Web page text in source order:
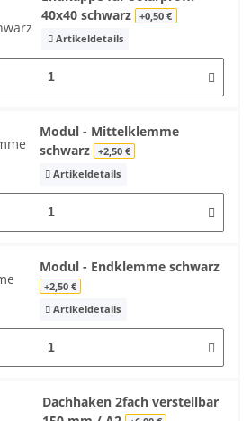
40x40 schwarz +0,50 €
Artikeldetails
Modul - Mittelklemme
schwarz
+2,50 €
Artikeldetails
Modul - Endklemme schwarz
+2,50 €
Artikeldetails
Dachhaken 2fach verstellbar